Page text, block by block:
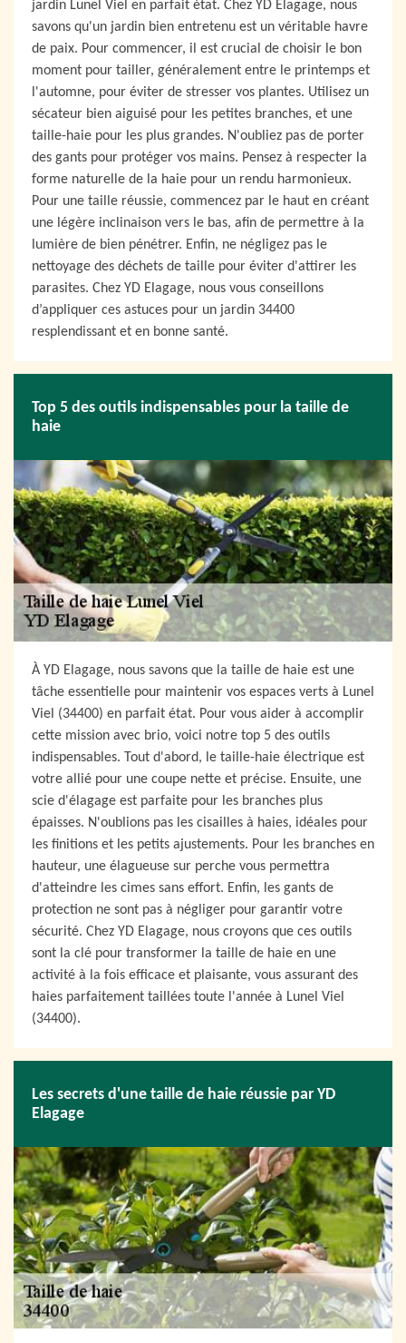
jardin Lunel Viel en parfait état. Chez YD Elagage, nous
savons qu'un jardin bien entretenu est un véritable havre
de paix. Pour commencer, il est crucial de choisir le bon
moment pour tailler, généralement entre le printemps et
l'automne, pour éviter de stresser vos plantes. Utilisez un
sécateur bien aiguisé pour les petites branches, et une
taille-haie pour les plus grandes. N'oubliez pas de porter
des gants pour protéger vos mains. Pensez à respecter la
forme naturelle de la haie pour un rendu harmonieux.
Pour une taille réussie, commencez par le haut en créant
une légère inclinaison vers le bas, afin de permettre à la
lumière de bien pénétrer. Enfin, ne négligez pas le
nettoyage des déchets de taille pour éviter d'attirer les
parasites. Chez YD Elagage, nous vous conseillons
d’appliquer ces astuces pour un jardin 34400
resplendissant et en bonne santé.
Top 5 des outils indispensables pour la taille de
haie
À YD Elagage, nous savons que la taille de haie est une
tâche essentielle pour maintenir vos espaces verts à Lunel
Viel (34400) en parfait état. Pour vous aider à accomplir
cette mission avec brio, voici notre top 5 des outils
indispensables. Tout d'abord, le taille-haie électrique est
votre allié pour une coupe nette et précise. Ensuite, une
scie d'élagage est parfaite pour les branches plus
épaisses. N'oublions pas les cisailles à haies, idéales pour
les finitions et les petits ajustements. Pour les branches en
hauteur, une élagueuse sur perche vous permettra
d'atteindre les cimes sans effort. Enfin, les gants de
protection ne sont pas à négliger pour garantir votre
sécurité. Chez YD Elagage, nous croyons que ces outils
sont la clé pour transformer la taille de haie en une
activité à la fois efficace et plaisante, vous assurant des
haies parfaitement taillées toute l'année à Lunel Viel
(34400).
Les secrets d'une taille de haie réussie par YD
Elagage